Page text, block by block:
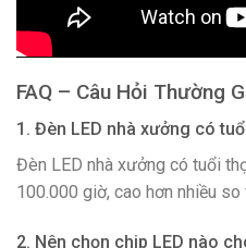
FAQ – Câu Hỏi Thường
1. Đèn LED nhà xưởng có
Đèn LED nhà xưởng có tuổi
100.000 giờ, cao hơn nhiều
2. Nên chọn chip LED nào